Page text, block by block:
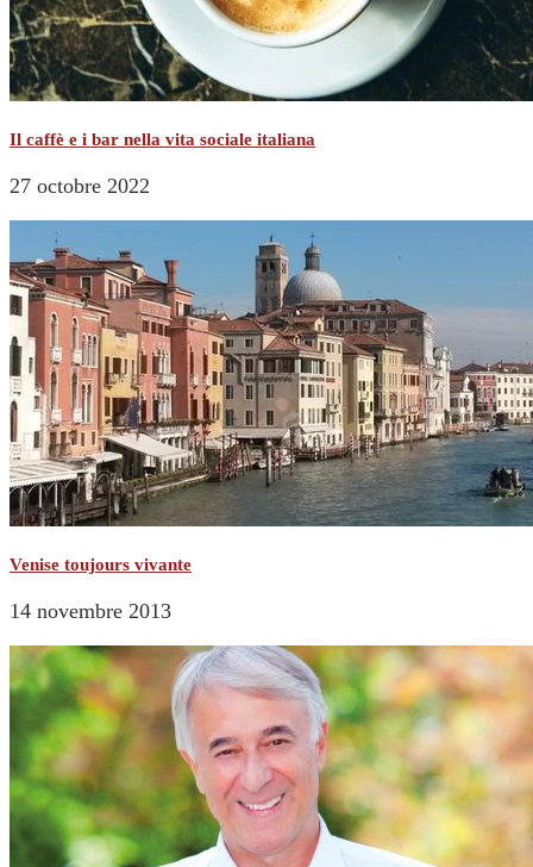
Il caffè e i bar nella vita sociale italiana
27 octobre 2022
Venise toujours vivante
14 novembre 2013